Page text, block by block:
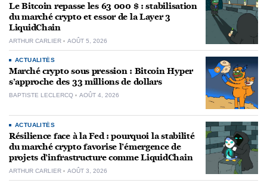
Le Bitcoin repasse les 63 000 $ : stabilisation
du marché crypto et essor de la Layer 3
LiquidChain
ARTHUR CARLIER AOÛT 5, 2026
ACTUALITÉS
Marché crypto sous pression : Bitcoin Hyper
s’approche des 33 millions de dollars
BAPTISTE LECLERCQ AOÛT 4, 2026
ACTUALITÉS
Résilience face à la Fed : pourquoi la stabilité
du marché crypto favorise l’émergence de
projets d’infrastructure comme LiquidChain
ARTHUR CARLIER AOÛT 3, 2026